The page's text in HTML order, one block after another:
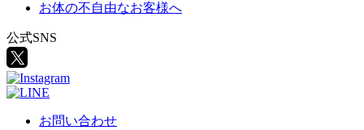
お体の不自由なお客様へ
公式SNS
お問い合わせ